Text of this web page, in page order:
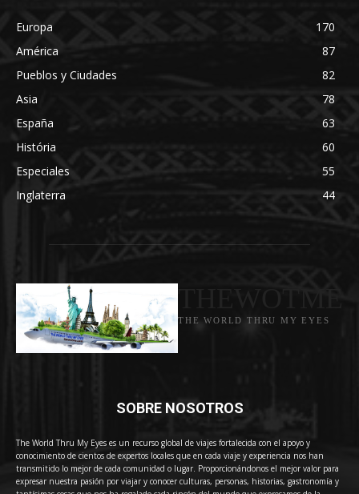
Europa
170
América
87
Pueblos y Ciudades
82
Asia
78
España
63
História
60
Especiales
55
Inglaterra
44
THE WORLD THRU MY EYES
SOBRE NOSOTROS
The World Thru My Eyes es un recurso global de viajes fortalecida con el apoyo y
conocimiento de cientos de expertos locales que en cada viaje y experiencia nos han
transmitido lo mejor de cada comunidad o lugar. Proporcionándonos el mejor valor para
expresar nuestra pasión por viajar y conocer culturas, personas, historias, gastronomía y